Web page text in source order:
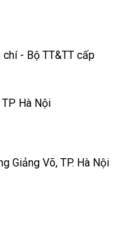
- Bộ TT&TT cấp
Hà Nội
Giảng Võ, TP. Hà Nội